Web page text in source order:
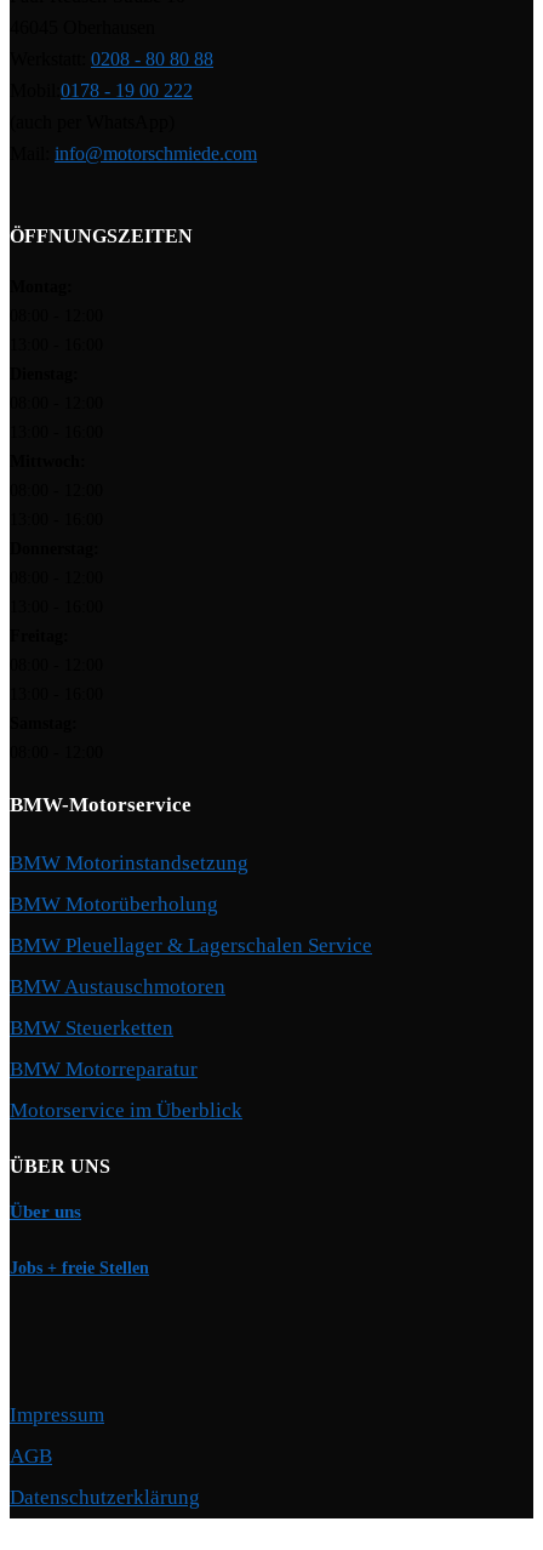
0208 - 80 80 88
0178 - 19 00 222
info@motorschmiede.com
ÖFFNUNGSZEITEN
BMW-Motorservice
BMW Motorinstandsetzung
BMW Motorüberholung
BMW Pleuellager & Lagerschalen Service
BMW Austauschmotoren
BMW Steuerketten
BMW Motorreparatur
Motorservice im Überblick
ÜBER UNS
Über uns
Jobs + freie Stellen
Impressum
AGB
Datenschutzerklärung